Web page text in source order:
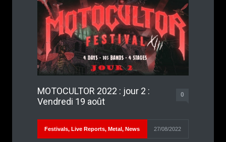
MOTOCULTOR 2022 : jour 2 :
Vendredi 19 août
0
Festivals, Live Reports, Metal , News 27/08/2022